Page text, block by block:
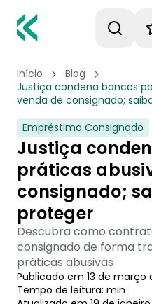
Início
Blog
Justiça condena bancos
venda de consignado;
Empréstimo Consignado
Justiça
práticas
consignado;
proteger
Descubra como
consignado de forma
práticas abusivas
Publicado em 13 de março
Tempo de leitura: min